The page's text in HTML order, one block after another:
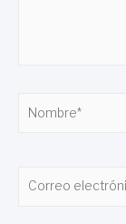
electrónico*